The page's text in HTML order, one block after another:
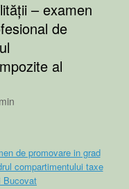
– examen
de
al
de promovare in grad
compartimentului taxe
Bucovat